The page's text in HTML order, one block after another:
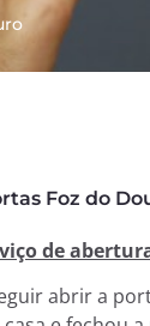
Foz do
de
abrir a